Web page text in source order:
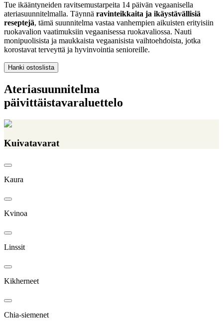
Tue ikääntyneiden ravitsemustarpeita 14 päivän vegaanisella
ateriasuunnitelmalla. Täynnä ravinteikkaita ja ikäystävällisiä
reseptejä, tämä suunnitelma vastaa vanhempien aikuisten erityisiin
ruokavalion vaatimuksiin vegaanisessa ruokavaliossa. Nauti
monipuolisista ja maukkaista vegaanisista vaihtoehdoista, jotka
korostavat terveyttä ja hyvinvointia senioreille.
Hanki ostoslista
Ateriasuunnitelma
päivittäistavaraluettelo
Kuivatavarat
Kaura
Kvinoa
Linssit
Kikherneet
Chia-siemenet